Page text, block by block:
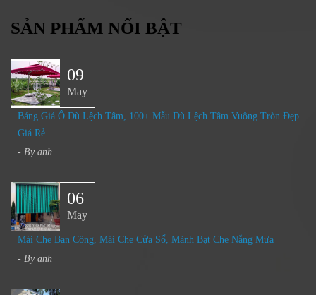
SẢN PHẨM NỔI BẬT
09
May
Bảng Giá Ô Dù Lệch Tâm, 100+ Mẫu Dù Lệch Tâm Vuông Tròn Đẹp
Giá Rẻ
- By anh
06
May
Mái Che Ban Công, Mái Che Cửa Sổ, Mành Bạt Che Nắng Mưa​
- By anh